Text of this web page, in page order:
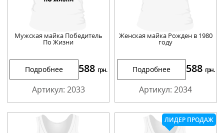
Мужская майка Победитель
По Жизни
Подробнее 588 грн.
Артикул: 2033
Женская майка Рожден в 1980
году
Подробнее 588 грн.
Артикул: 2034
ЛИДЕР ПРОДАЖ